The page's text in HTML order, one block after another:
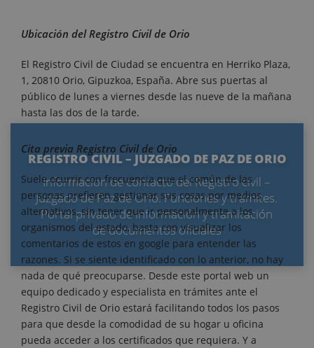
REGISTRO CIVIL – JUZGADO DE PAZ DE ORIO
Información de contacto del Registro civil –
Juzgado de Paz de Orio. Funciones y trámites.
Portal privado de información y tramitación
de documentos oficiales
Ubicación del Registro Civil de Orio
El Registro Civil de Ciudad se encuentra en Herriko Plaza,
1, 20810 Orio, Gipuzkoa, España. Abre sus puertas al
público de lunes a viernes desde las nueve de la mañana
hasta las dos de la tarde.
Cita previa Registro Civil de Orio
Suele ocurrir con frecuencia que el común de las
personas prefieren gestionar sus cosas por medios
alternativos, sin tener que ir personalmente a los
organismos del estado, basta con visualizar los
comentarios de estos en google para entender las
razones. Si se siente identificado con lo anterior, no hay
nada de qué preocuparse. Desde este portal web un
equipo dedicado y especialista en trámites ante el
Registro Civil de Orio estará facilitando todos los pasos
para que desde la comodidad de su hogar u oficina
pueda acceder a los certificados que requiera. Y a